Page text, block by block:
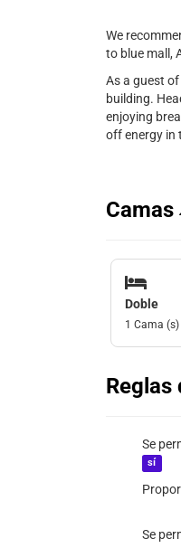
We
to blue mall,
As a guest
building.
enjoying
off energy in
Camas
Doble
1 Cama
Reglas
Se
sí
Se